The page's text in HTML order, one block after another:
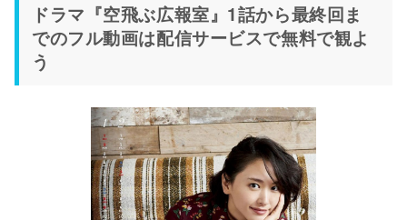
ドラマ『空飛ぶ広報室』1話から最終回ま
でのフル動画は配信サービスで無料で観よ
う